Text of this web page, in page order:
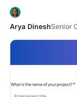
Arya DineshSenior